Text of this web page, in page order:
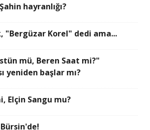
hayranlığı?
"Bergüzar Korel" dedi ama...
mü, Beren Saat mi?"
yeniden başlar mı?
Elçin Sangu mu?